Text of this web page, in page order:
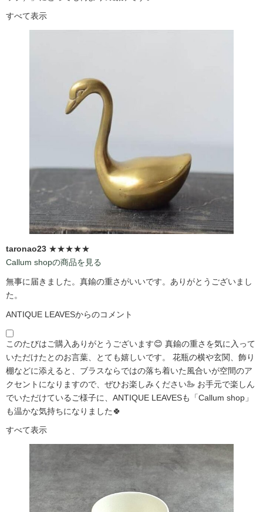
すべて表示
taronao23 ★★★★★
Callum shopの商品を見る
無事に届きました。真鍮の重さがいいです。ありがとうございまし
た。
ANTIQUE LEAVESからのコメント
このたびはご購入ありがとうございます😊 真鍮の重さを気に入って
いただけたとのお言葉、とても嬉しいです。 花瓶の横や玄関、飾り
棚などに添えると、ブラスならではの落ち着いた風合いが空間のア
クセントになりますので、ぜひお楽しみください🦢 お手元で楽しん
でいただけているご様子に、ANTIQUE LEAVESも「Callum shop」
も温かな気持ちになりました🍀
すべて表示